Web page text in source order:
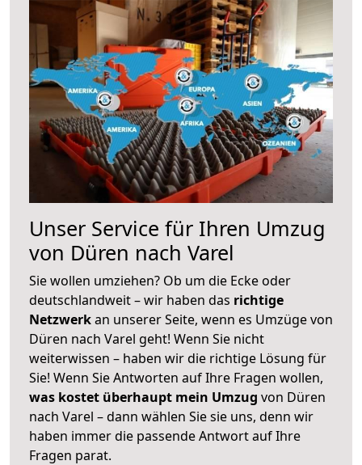
Unser Service für Ihren Umzug
von Düren nach Varel
Sie wollen umziehen? Ob um die Ecke oder
deutschlandweit – wir haben das richtige
Netzwerkan unserer Seite, wenn es Umzüge von
Düren nach Varel geht! Wenn Sie nicht
weiterwissen – haben wir die richtige Lösung für
Sie! Wenn Sie Antworten auf Ihre Fragen wollen,
was kostet überhaupt mein Umzug von Düren
nach Varel – dann wählen Sie sie uns, denn wir
haben immer die passende Antwort auf Ihre
Fragen parat.